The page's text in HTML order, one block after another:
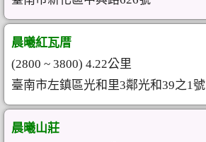
晨曦紅瓦厝
(2800 ~ 3800) 4.22公里
臺南市左鎮區光和里3鄰光和39之1號
晨曦山莊